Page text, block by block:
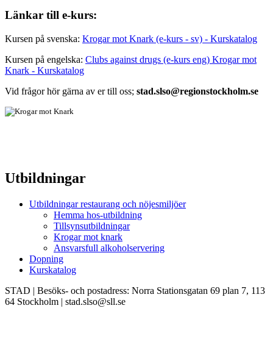
Länkar till e-kurs:
Kursen på svenska: Krogar mot Knark (e-kurs - sv) - Kurskatalog
Kursen på engelska: Clubs against drugs (e-kurs eng) Krogar mot
Knark - Kurskatalog
Vid frågor hör gärna av er till oss; stad.slso@regionstockholm.se
Utbildningar
Utbildningar restaurang och nöjesmiljöer
Hemma hos-utbildning
Tillsynsutbildningar
Krogar mot knark
Ansvarsfull alkoholservering
Dopning
Kurskatalog
STAD | Besöks- och postadress: Norra Stationsgatan 69 plan 7, 113
64 Stockholm | stad.slso@sll.se